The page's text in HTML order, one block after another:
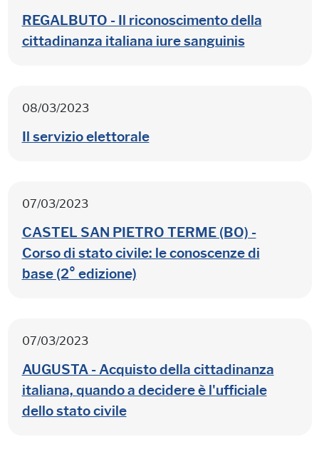
REGALBUTO - Il riconoscimento della
cittadinanza italiana iure sanguinis
08/03/2023
Il servizio elettorale
07/03/2023
CASTEL SAN PIETRO TERME (BO) -
Corso di stato civile: le conoscenze di
base (2° edizione)
07/03/2023
AUGUSTA - Acquisto della cittadinanza
italiana, quando a decidere è l'ufficiale
dello stato civile